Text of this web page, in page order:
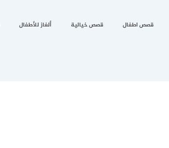
قصص اطفال قصص خيالية ألغاز للأطفال